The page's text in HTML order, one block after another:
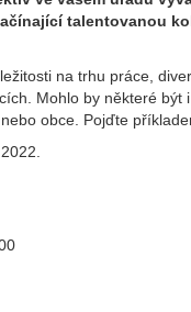
talentovanou
na trhu práce,
Mohlo by některé být
obce. Pojďte